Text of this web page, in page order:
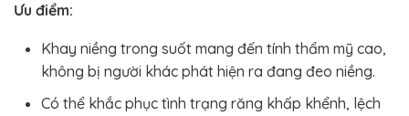
Ưu điểm:
Khay niềng trong suốt mang đến tính thẩm mỹ cao,
không bị người khác phát hiện ra đang đeo niềng.
Có thể khắc phục tình trạng răng khấp khểnh, lệch